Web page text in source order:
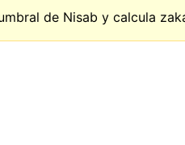
de Nisab y calcula